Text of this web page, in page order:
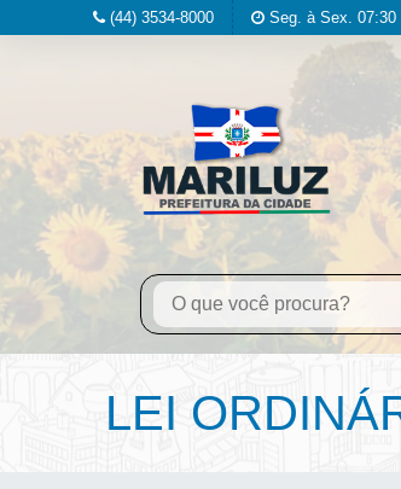
(44) 3534-8000 Seg. à Sex. 07:30
LEI